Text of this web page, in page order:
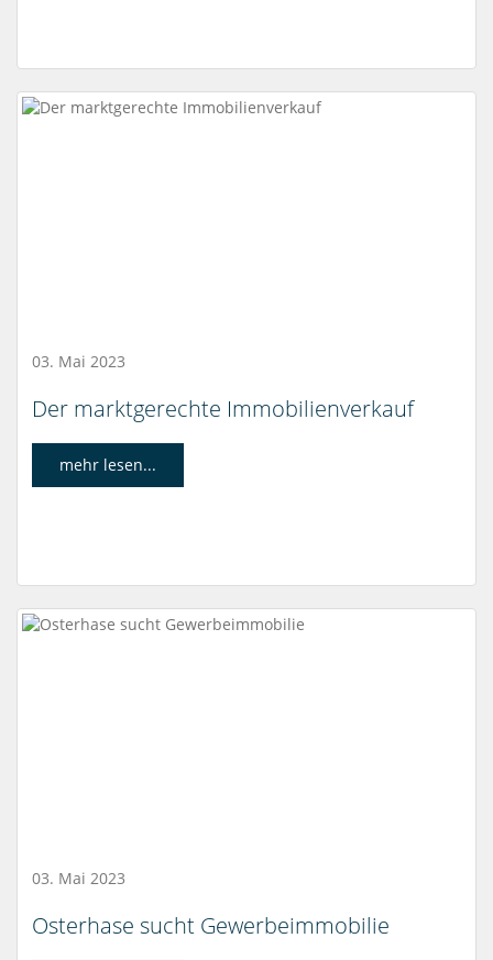
03. Mai 2023
Der marktgerechte Immobilienverkauf
mehr lesen...
03. Mai 2023
Osterhase sucht Gewerbeimmobilie